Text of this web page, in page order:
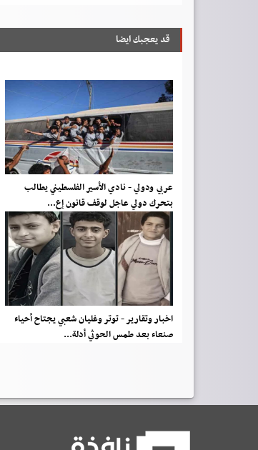
قد يعجبك ايضا
عربي ودولي - نادي الأسير الفلسطيني يطالب
بتحرك دولي عاجل لوقف قانون إع...
اخبار وتقارير - توتر وغليان شعبي يجتاح أحياء
صنعاء بعد طمس الحوثي أدلة...